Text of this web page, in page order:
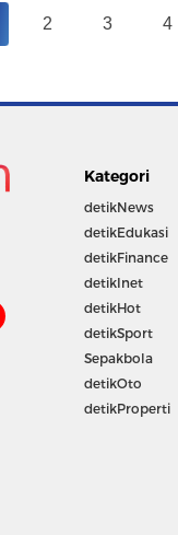
2 3 4
Kategori
detikNews
detikEdukasi
detikFinance
detikInet
detikHot
detikSport
Sepakbola
detikOto
detikProperti